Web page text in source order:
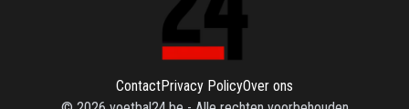
ContactPrivacy PolicyOver ons